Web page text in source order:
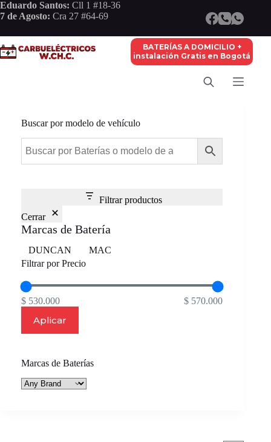
Saltar
al
Eduardo Santos: Cll 1 #18-36
7 de Agosto: Cra 27 #64-69
BATERÍAS A DOMICILIO +
instalación Gratis en Bogotá
Buscar por modelo de vehículo
Filtrar productos
Cerrar
Marcas de Batería
Marca
DUNCAN
MAC
Filtrar por Precio
$ 530.000 $ 570.000
Aplicar
Marcas de Baterías